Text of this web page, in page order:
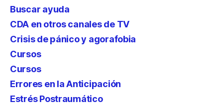
Buscar ayuda
CDA en otros canales de TV
Crisis de pánico y agorafobia
Cursos
Cursos
Errores en la Anticipación
Estrés Postraumático